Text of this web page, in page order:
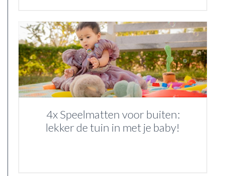
4x Speelmatten voor buiten:
lekker de tuin in met je baby!